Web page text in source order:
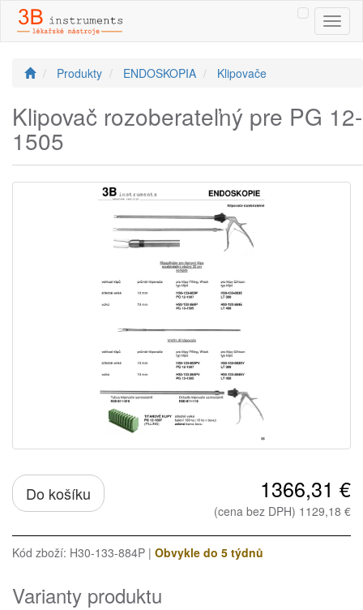
Produkty ENDOSKOPIA Klipovače
Klipovač rozoberateľný pre PG 12-
1505
Do košíku 1366,31 €
(cena bez DPH) 1129,18 €
Kód zboží: H30-133-884P | Obvykle do 5 týdnů
Varianty produktu